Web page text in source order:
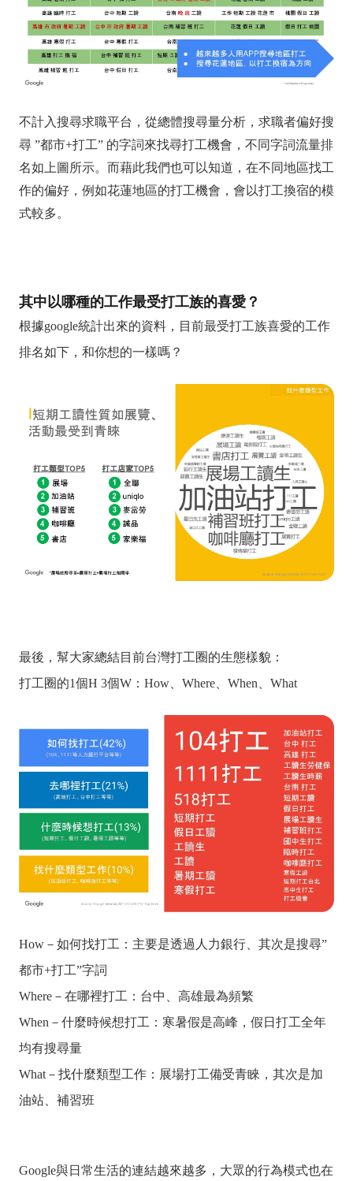
不計入搜尋求職平台，從總體搜尋量分析，求職者偏好搜
尋 ”都市+打工” 的字詞來找尋打工機會，不同字詞流量排
名如上圖所示。而藉此我們也可以知道，在不同地區找工
作的偏好，例如花蓮地區的打工機會，會以打工換宿的模
式較多。
其中以哪種的工作最受打工族的喜愛？
根據google統計出來的資料，目前最受打工族喜愛的工作
排名如下，和你想的一樣嗎？
最後，幫大家總結目前台灣打工圈的生態樣貌：
打工圈的1個H 3個W：How、Where、When、What
How－如何找打工：主要是透過人力銀行、其次是搜尋”
都市+打工”字詞
Where－在哪裡打工：台中、高雄最為頻繁
When－什麼時候想打工：寒暑假是高峰，假日打工全年
均有搜尋量
What－找什麼類型工作：展場打工備受青睞，其次是加
油站、補習班
Google與日常生活的連結越來越多， 大眾的行為模式也在